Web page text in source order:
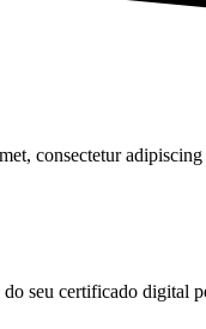
consectetur
do seu certificado digital